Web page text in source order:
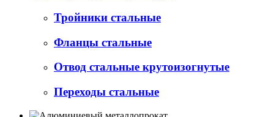
Тройники стальные
Фланцы стальные
Отвод стальные крутоизогнутые
Переходы стальные